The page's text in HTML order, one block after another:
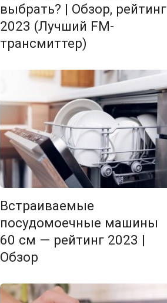
выбрать? | Обзор, рейтинг
2023 (Лучший FM-
трансмиттер)
Встраиваемые
посудомоечные машины
60 см — рейтинг 2023 |
Обзор